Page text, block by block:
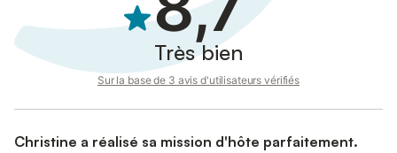
Très bien
Sur la base de 3 avis d'utilisateurs vérifiés
Christine a réalisé sa mission d'hôte parfaitement.